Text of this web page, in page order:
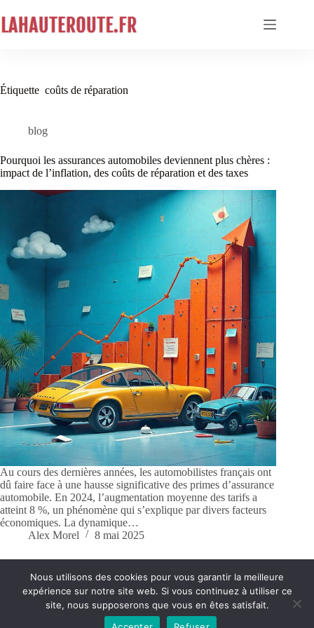
au
contenu
Étiquette coûts de réparation
blog
Pourquoi les assurances automobiles deviennent plus chères :
impact de l’inflation, des coûts de réparation et des taxes
Au cours des dernières années, les automobilistes français ont
dû faire face à une hausse significative des primes d’assurance
automobile. En 2024, l’augmentation moyenne des tarifs a
atteint 8 %, un phénomène qui s’explique par divers facteurs
économiques. La dynamique…
Alex Morel
8 mai 2025
Conditions générales Contact
Nous utilisons des cookies pour vous garantir la meilleure
expérience sur notre site web. Si vous continuez à utiliser ce
site, nous supposerons que vous en êtes satisfait.